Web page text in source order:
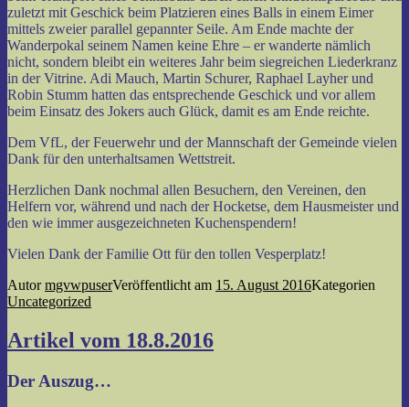
zuletzt mit Geschick beim Platzieren eines Balls in einem Eimer
mittels zweier parallel gepannter Seile. Am Ende machte der
Wanderpokal seinem Namen keine Ehre – er wanderte nämlich
nicht, sondern bleibt ein weiteres Jahr beim siegreichen Liederkranz
in der Vitrine. Adi Mauch, Martin Schurer, Raphael Layher und
Robin Stumm hatten das entsprechende Geschick und vor allem
beim Einsatz des Jokers auch Glück, damit es am Ende reichte.
Dem VfL, der Feuerwehr und der Mannschaft der Gemeinde vielen
Dank für den unterhaltsamen Wettstreit.
Herzlichen Dank nochmal allen Besuchern, den Vereinen, den
Helfern vor, während und nach der Hocketse, dem Hausmeister und
den wie immer ausgezeichneten Kuchenspendern!
Vielen Dank der Familie Ott für den tollen Vesperplatz!
AutormgvwpuserVeröffentlicht am 15. August 2016Kategorien
Uncategorized
Artikel vom 18.8.2016
Der Auszug…